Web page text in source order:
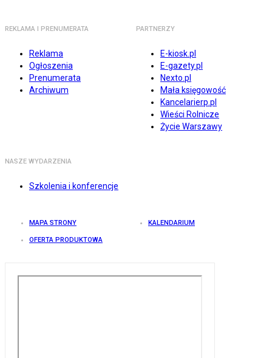
REKLAMA I PRENUMERATA
Reklama
Ogłoszenia
Prenumerata
Archiwum
PARTNERZY
E-kiosk.pl
E-gazety.pl
Nexto.pl
Mała księgowość
Kancelarierp.pl
Wieści Rolnicze
Życie Warszawy
NASZE WYDARZENIA
Szkolenia i konferencje
MAPA STRONY KALENDARIUM
OFERTA PRODUKTOWA